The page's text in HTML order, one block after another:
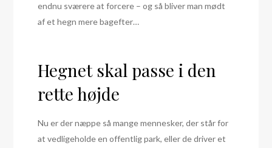
endnu sværere at forcere – og så bliver man mødt
af et hegn mere bagefter…
Hegnet skal passe i den
rette højde
Nu er der næppe så mange mennesker, der står for
at vedligeholde en offentlig park, eller de driver et